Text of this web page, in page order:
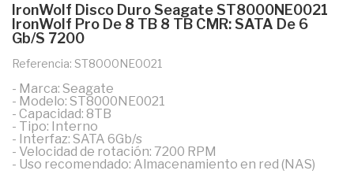
IronWolf Disco Duro Seagate ST8000NE0021
IronWolf Pro De 8 TB 8 TB CMR: SATA De 6
Gb/s 7200
Referencia: ST8000NE0021
- Marca: Seagate
- Modelo: ST8000NE0021
- Capacidad: 8TB
- Tipo: Interno
- Interfaz: SATA 6Gb/s
- Velocidad de rotación: 7200 RPM
- Uso recomendado: Almacenamiento en red (NAS)